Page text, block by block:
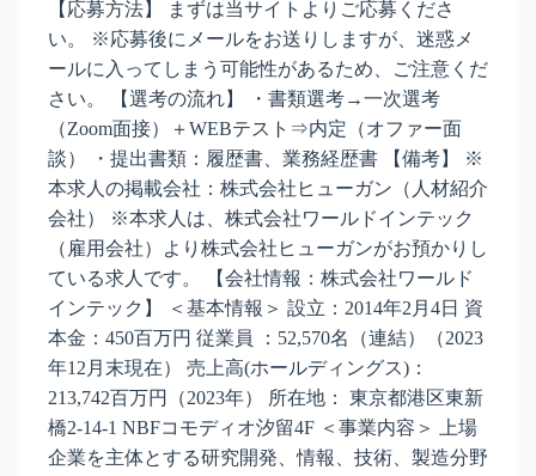
【応募方法】 まずは当サイトよりご応募くださ
い。 ※応募後にメールをお送りしますが、迷惑メ
ールに入ってしまう可能性があるため、ご注意くだ
さい。 【選考の流れ】 ・書類選考→一次選考
（Zoom面接）＋WEBテスト⇒内定（オファー面
談） ・提出書類：履歴書、業務経歴書 【備考】 ※
本求人の掲載会社：株式会社ヒューガン（人材紹介
会社） ※本求人は、株式会社ワールドインテック
（雇用会社）より株式会社ヒューガンがお預かりし
ている求人です。 【会社情報：株式会社ワールド
インテック】 ＜基本情報＞ 設立：2014年2月4日 資
本金：450百万円 従業員 ：52,570名（連結）（2023
年12月末現在） 売上高(ホールディングス)：
213,742百万円（2023年） 所在地： 東京都港区東新
橋2-14-1 NBFコモディオ汐留4F ＜事業内容＞ 上場
企業を主体とする研究開発、情報、技術、製造分野